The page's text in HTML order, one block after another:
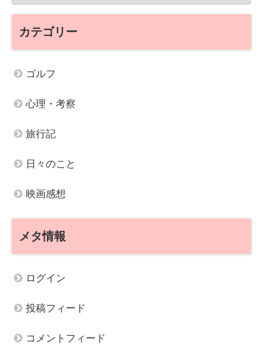
カテゴリー
ゴルフ
心理・考察
旅行記
日々のこと
映画感想
メタ情報
ログイン
投稿フィード
コメントフィード